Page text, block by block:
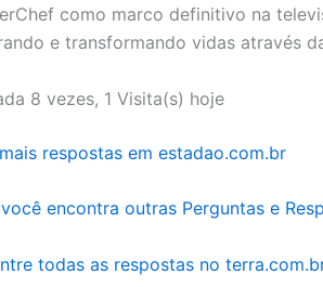
como marco definitivo na
e transformando vidas através
8 vezes, 1 Visita(s) hoje
respostas em estadao.com.br
encontra outras Perguntas e
todas as respostas no